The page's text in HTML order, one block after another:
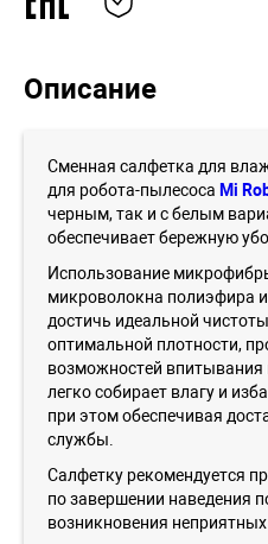
Описание
Сменная салфетка для
для робота-пылесоса Mi
черным, так и с белым
обеспечивает бережную
Использование
микроволокна полиэфира
достичь идеальной
оптимальной плотности,
возможностей впитывания
легко собирает влагу и
при этом обеспечивая
службы.
Салфетку рекомендуется
по завершении наведения
возникновения неприятных